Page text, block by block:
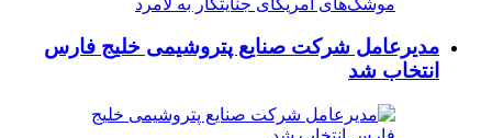
مدیرعامل شرکت صنایع پتروشیمی خلیج فارس
انتخاب شد